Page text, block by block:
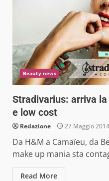
Beauty news
Stradivarius: arriva
e low cost
Redazione 27 Maggio 2014
Da H&M a Camaïeu, da
make up mania sta
Read More